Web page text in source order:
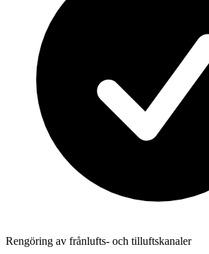
Rengöring av frånlufts- och tilluftskanaler